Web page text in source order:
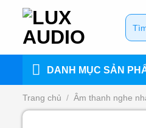
dung
Tìm
DANH MỤC SẢN
Trang chủ / Âm thanh nghe